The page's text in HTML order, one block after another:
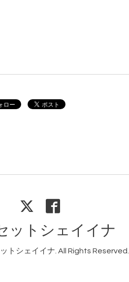
ットシェイイナ
トシェイイナ. All Rights Reserved.